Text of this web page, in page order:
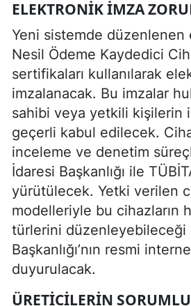
ELEKTRONIK IMZA
Yeni sistemde düzenlenen
Nesil Ödeme Kaydedici
sertifikaları kullanılarak
imzalanacak. Bu imzalar
sahibi veya yetkili kişilerin
geçerli kabul edilecek.
inceleme ve denetim
İdaresi Başkanlığı ile
yürütülecek. Yetki verilen
modelleriyle bu cihazların
türlerini düzenleyebileceği
Başkanlığı’nın resmi
duyurulacak.
ÜRETICILERIN